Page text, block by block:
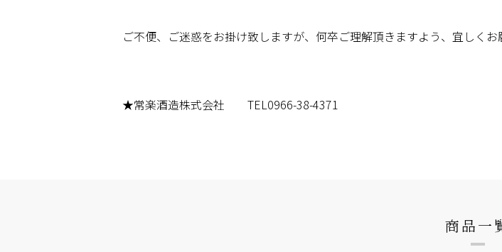
ご不便、ご迷惑をお掛け致しますが、何卒ご理解頂きますよう、宜しくお
★常楽酒造株式会社 TEL0966-38-4371
商品一